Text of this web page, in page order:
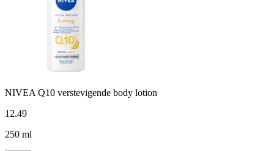
NIVEA Q10 verstevigende body lotion
12.49
250 ml